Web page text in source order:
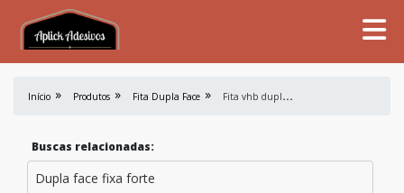
Início Produtos Fita Dupla Face F
ita vhb dupla face
Buscas relacionadas:
Dupla face fixa forte